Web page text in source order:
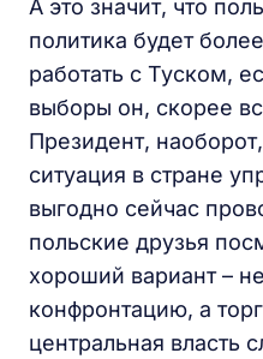
А это значит, что
политика будет
работать с Туском,
выборы он, скорее
Президент,
ситуация в стране
выгодно сейчас
польские друзья
хороший вариант –
конфронтацию, а
центральная власть